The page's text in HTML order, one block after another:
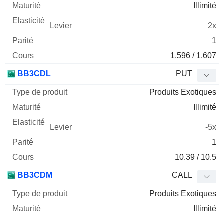
Illimité
2x
1
1.596 / 1.607
BB3CDL PUT
Produits Exotiques
Illimité
-5x
1
10.39 / 10.5
BB3CDM CALL
Produits Exotiques
Illimité